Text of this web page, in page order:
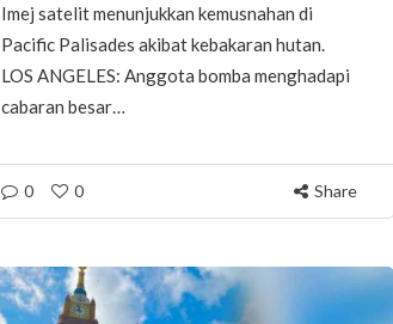
Imej satelit menunjukkan kemusnahan di
Pacific Palisades akibat kebakaran hutan.
LOS ANGELES: Anggota bomba menghadapi
cabaran besar…
0 0 Share